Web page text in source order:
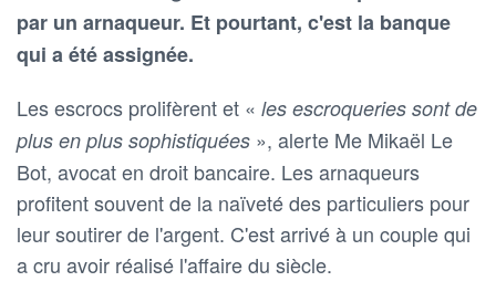
par un arnaqueur. Et pourtant, c'est la banque
qui a été assignée.
Les escrocs prolifèrent et « les escroqueries sont de
plus en plus sophistiquées », alerte Me Mikaël Le
Bot, avocat en droit bancaire. Les arnaqueurs
profitent souvent de la naïveté des particuliers pour
leur soutirer de l'argent. C'est arrivé à un couple qui
a cru avoir réalisé l'affaire du siècle.